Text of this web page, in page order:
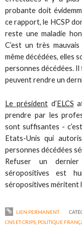
probante doit
ce rapport, le HCSP
reste une maladie
C’est un très
même décédées, elles
personnes décédées.
peuvent rendre un
Le présidentd’ELCS
prendre par les
sont suffisantes -
Etats-Unis qui
personnes décédées
Refuser un dernier
séropositives est
séropositives méritent
LIEN PERMANENT
CNS ET CRIPS POLITIQUE